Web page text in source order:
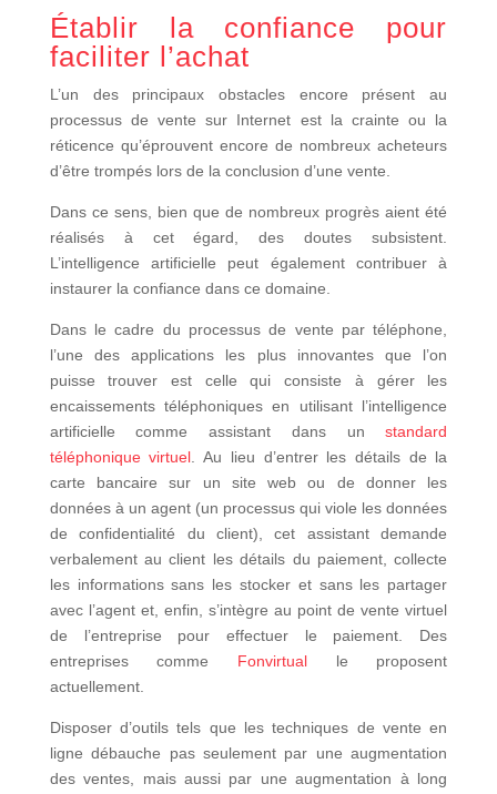
Établir la confiance pour
faciliter l’achat
L’un des principaux obstacles encore présent au
processus de vente sur Internet est la crainte ou la
réticence qu’éprouvent encore de nombreux acheteurs
d’être trompés lors de la conclusion d’une vente.
Dans ce sens, bien que de nombreux progrès aient été
réalisés à cet égard, des doutes subsistent.
L’intelligence artificielle peut également contribuer à
instaurer la confiance dans ce domaine.
Dans le cadre du processus de vente par téléphone,
l’une des applications les plus innovantes que l’on
puisse trouver est celle qui consiste à gérer les
encaissements téléphoniques en utilisant l’intelligence
artificielle comme assistant dans unstandard
téléphonique virtuel . Au lieu d’entrer les détails de la
carte bancaire sur un site web ou de donner les
données à un agent (un processus qui viole les données
de confidentialité du client), cet assistant demande
verbalement au client les détails du paiement, collecte
les informations sans les stocker et sans les partager
avec l’agent et, enfin, s’intègre au point de vente virtuel
de l’entreprise pour effectuer le paiement. Des
entreprises comme Fonvirtual le proposent
actuellement.
Disposer d’outils tels que les techniques de vente en
ligne débauche pas seulement par une augmentation
des ventes, mais aussi par une augmentation à long